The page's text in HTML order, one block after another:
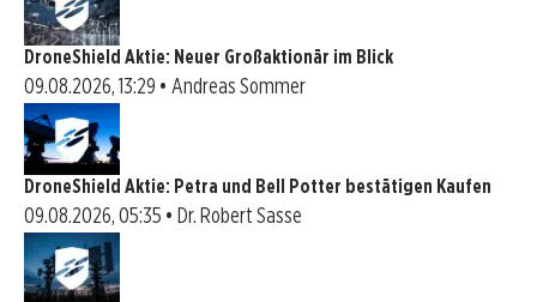
DroneShield Aktie: Neuer Großaktionär im Blick
09.08.2026, 13:29 • Andreas Sommer
DroneShield Aktie: Petra und Bell Potter bestätigen Kaufen
09.08.2026, 05:35 • Dr. Robert Sasse